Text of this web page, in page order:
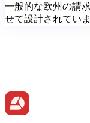
一般的な欧州の請
せて設計されていま